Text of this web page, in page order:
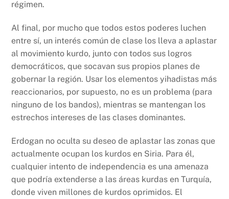
régimen.
Al final, por mucho que todos estos poderes luchen
entre sí, un interés común de clase los lleva a aplastar
al movimiento kurdo, junto con todos sus logros
democráticos, que socavan sus propios planes de
gobernar la región. Usar los elementos yihadistas más
reaccionarios, por supuesto, no es un problema (para
ninguno de los bandos), mientras se mantengan los
estrechos intereses de las clases dominantes.
Erdogan no oculta su deseo de aplastar las zonas que
actualmente ocupan los kurdos en Siria. Para él,
cualquier intento de independencia es una amenaza
que podría extenderse a las áreas kurdas en Turquía,
donde viven millones de kurdos oprimidos. El